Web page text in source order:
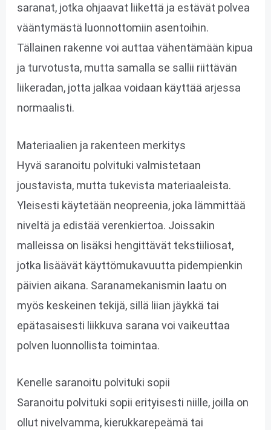
saranat, jotka ohjaavat liikettä ja estävät polvea
vääntymästä luonnottomiin asentoihin.
Tällainen rakenne voi auttaa vähentämään kipua
ja turvotusta, mutta samalla se sallii riittävän
liikeradan, jotta jalkaa voidaan käyttää arjessa
normaalisti.
Materiaalien ja rakenteen merkitys
Hyvä saranoitu polvituki valmistetaan
joustavista, mutta tukevista materiaaleista.
Yleisesti käytetään neopreenia, joka lämmittää
niveltä ja edistää verenkiertoa. Joissakin
malleissa on lisäksi hengittävät tekstiiliosat,
jotka lisäävät käyttömukavuutta pidempienkin
päivien aikana. Saranamekanismin laatu on
myös keskeinen tekijä, sillä liian jäykkä tai
epätasaisesti liikkuva sarana voi vaikeuttaa
polven luonnollista toimintaa.
Kenelle saranoitu polvituki sopii
Saranoitu polvituki sopii erityisesti niille, joilla on
ollut nivelvamma, kierukkarepeämä tai